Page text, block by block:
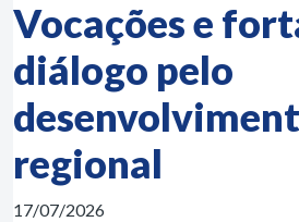
Vocações e
diálogo pelo
regional
17/07/2026